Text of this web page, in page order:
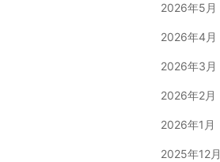
2026年5月
2026年4月
2026年3月
2026年2月
2026年1月
2025年12月